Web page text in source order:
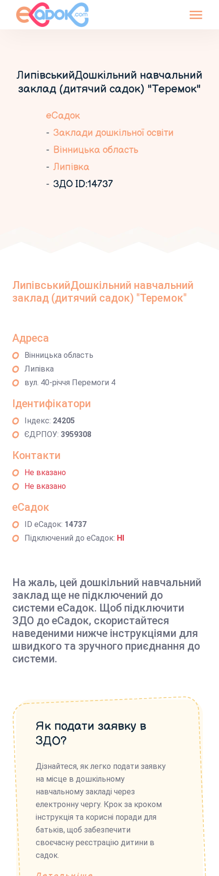
ЛипівськийДошкільний навчальний
заклад (дитячий садок) "Теремок"
еСадок
Заклади дошкільної освіти
Вінницька область
Липівка
ЗДО ID:14737
ЛипівськийДошкільний навчальний
заклад (дитячий садок) "Теремок"
Адреса
Вінницька область
Липівка
вул. 40-річчя Перемоги 4
Ідентифікатори
Індекс: 24205
ЄДРПОУ: 3959308
Контакти
Не вказано
Не вказано
еСадок
ID еСадок: 14737
Підключений до еСадок: НІ
На жаль, цей дошкільний навчальний
заклад ще не підключений до
системи еСадок. Щоб підключити
ЗДО до еСадок, скористайтеся
наведеними нижче інструкціями для
швидкого та зручного приєднання до
системи.
Як подати заявку в
ЗДО?
Дізнайтеся, як легко подати заявку
на місце в дошкільному
навчальному закладі через
електронну чергу. Крок за кроком
інструкція та корисні поради для
батьків, щоб забезпечити
своєчасну реєстрацію дитини в
садок.